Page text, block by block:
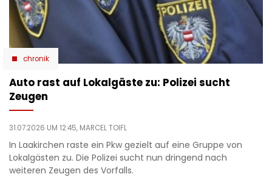
chronik
Auto rast auf Lokalgäste zu: Polizei sucht
Zeugen
31.07.2026 UM 12:45, MARCEL TOIFL
In Laakirchen raste ein Pkw gezielt auf eine Gruppe von
Lokalgästen zu. Die Polizei sucht nun dringend nach
weiteren Zeugen des Vorfalls.